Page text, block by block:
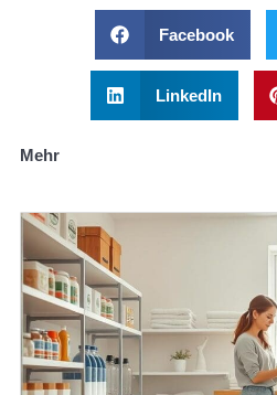
Facebook
LinkedIn
Mehr